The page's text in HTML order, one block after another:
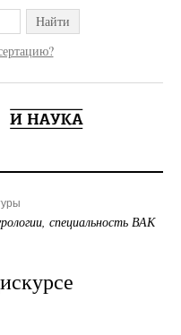
Найти
специальность ВАК